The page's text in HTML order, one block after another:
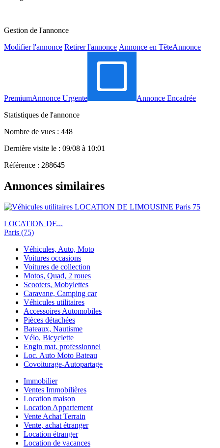
Gestion de l'annonce
Modifier l'annonce Retirer l'annonce Annonce en TêteAnnonce
PremiumAnnonce Urgente
Annonce Encadrée
Statistiques de l'annonce
Nombre de vues : 448
Dernière visite le : 09/08 à 10:01
Référence : 288645
Annonces similaires
LOCATION DE...
Paris (75)
Véhicules, Auto, Moto
Voitures occasions
Voitures de collection
Motos, Quad, 2 roues
Scooters, Mobylettes
Caravane, Camping car
Véhicules utilitaires
Accessoires Automobiles
Pièces détachées
Bateaux, Nautisme
Vélo, Bicyclette
Engin mat. professionnel
Loc. Auto Moto Bateau
Covoiturage-Autopartage
Immobilier
Ventes Immobilières
Location maison
Location Appartement
Vente Achat Terrain
Vente, achat étranger
Location étranger
Location de vacances